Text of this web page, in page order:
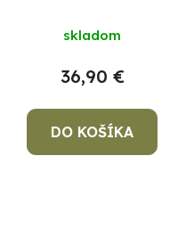
benzínová, 2,4 kW,
skladom
36,90 €
DO KOŠÍKA